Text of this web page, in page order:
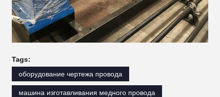
Tags:
оборудование чертежа провода
машина изготавливания медного провода